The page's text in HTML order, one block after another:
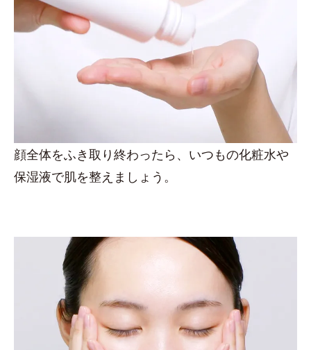
顔全体をふき取り終わったら、いつもの化粧水や
保湿液で肌を整えましょう。